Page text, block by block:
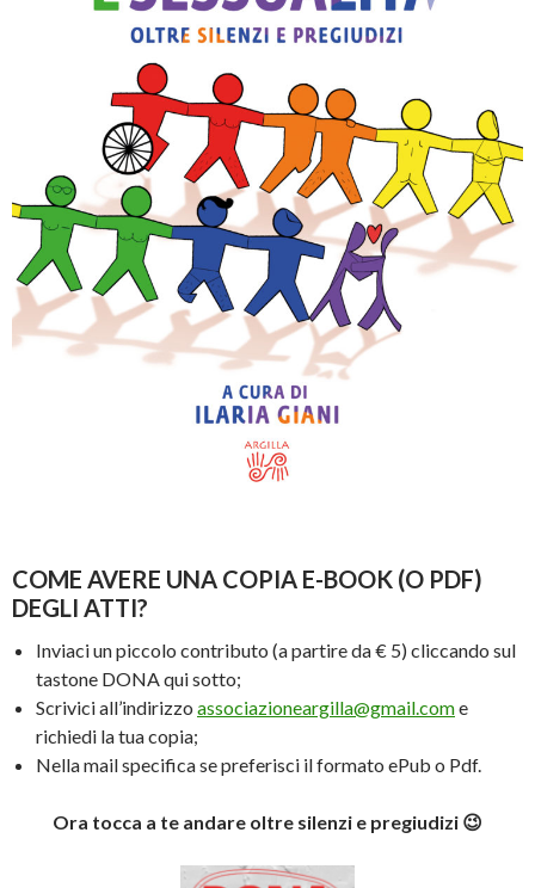
COME AVERE UNA COPIA E-BOOK (O PDF)
DEGLI ATTI?
Inviaci un piccolo contributo (a partire da € 5) cliccando sul
tastone DONA qui sotto;
Scrivici all’indirizzo associazioneargilla@gmail.come
richiedi la tua copia;
Nella mail specifica se preferisci il formato ePub o Pdf.
Ora tocca a te andare oltre silenzi e pregiudizi 😉